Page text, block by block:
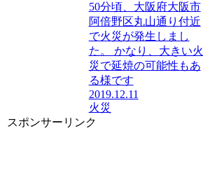
50分頃、大阪府大阪市
阿倍野区丸山通り付近
で火災が発生しまし
た。 かなり、大きい火
災で延焼の可能性もあ
る様です
2019.12.11
火災
スポンサーリンク